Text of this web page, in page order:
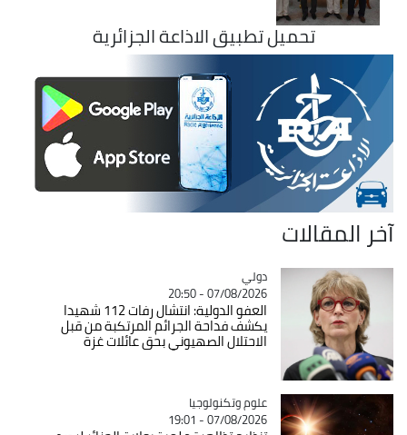
تحميل تطبيق الاذاعة الجزائرية
آخر المقالات
Catégorie
دولي
07/08/2026 - 20:50
العفو الدولية: انتشال رفات 112 شهيدا
يكشف فداحة الجرائم المرتكبة من قبل
الاحتلال الصهيوني بحق عائلات غزة
Catégorie
علوم وتكنولوجيا
07/08/2026 - 19:01